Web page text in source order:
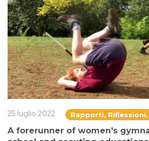
25 luglio 2022 Rapporti,
A forerunner of women's